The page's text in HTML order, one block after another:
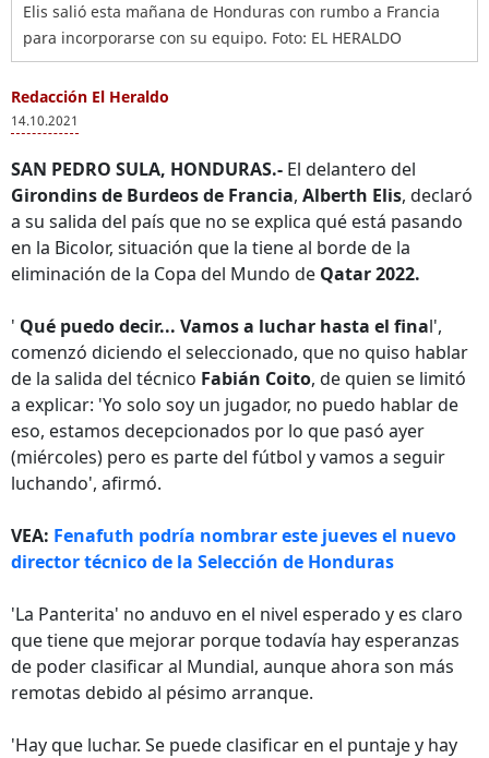
Elis salió esta mañana de Honduras con rumbo a Francia
para incorporarse con su equipo. Foto: EL HERALDO
Redacción El Heraldo
14.10.2021
SAN PEDRO SULA, HONDURAS.- El delantero del
Girondins de Burdeos de Francia, Alberth Elis, declaró
a su salida del país que no se explica qué está pasando
en la Bicolor, situación que la tiene al borde de la
eliminación de la Copa del Mundo de Qatar 2022.
' Qué puedo decir... Vamos a luchar hasta el final',
comenzó diciendo el seleccionado, que no quiso hablar
de la salida del técnico Fabián Coito, de quien se limitó
a explicar: 'Yo solo soy un jugador, no puedo hablar de
eso, estamos decepcionados por lo que pasó ayer
(miércoles) pero es parte del fútbol y vamos a seguir
luchando', afirmó.
VEA: Fenafuth podría nombrar este jueves el nuevo
director técnico de la Selección de Honduras
'La Panterita' no anduvo en el nivel esperado y es claro
que tiene que mejorar porque todavía hay esperanzas
de poder clasificar al Mundial, aunque ahora son más
remotas debido al pésimo arranque.
'Hay que luchar. Se puede clasificar en el puntaje y hay